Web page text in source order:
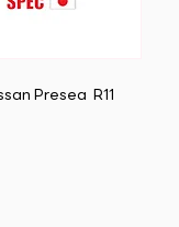
Presea  R11